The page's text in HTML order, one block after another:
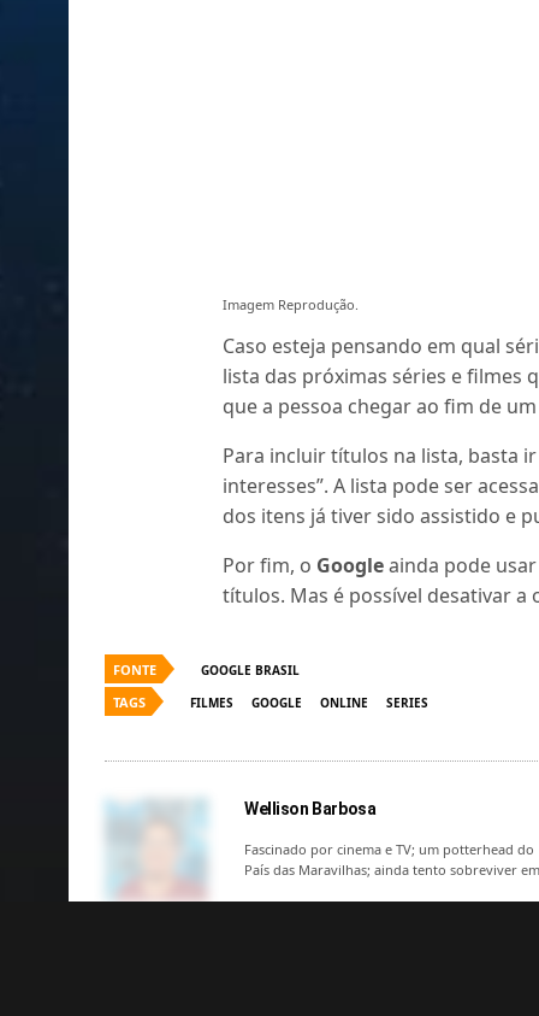
Imagem Reprodução.
Caso esteja pensando em qual
lista das próximas séries e filmes
que a pessoa chegar ao fim de
Para incluir títulos na lista, basta
interesses”. A lista pode ser
dos itens já tiver sido assistido e
Por fim, o Googleainda pode
títulos. Mas é possível desativar
FONTE GOOGLE BRASIL
TAGS FILMES GOOGLE ONLINE SERIES
Wellison Barbosa
Fascinado por cinema e TV; um potterhead
País das Maravilhas; ainda tento sobreviver